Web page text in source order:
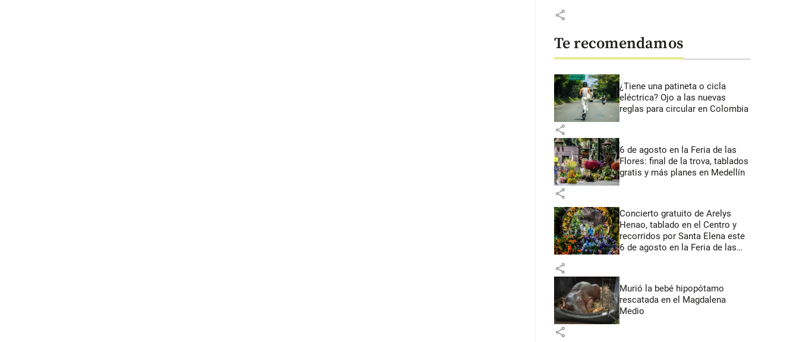
share
Te recomendamos
¿Tiene una patineta o cicla
eléctrica? Ojo a las nuevas
reglas para circular en Colombia
share
6 de agosto en la Feria de las
Flores: final de la trova, tablados
gratis y más planes en Medellín
share
Concierto gratuito de Arelys
Henao, tablado en el Centro y
recorridos por Santa Elena este
6 de agosto en la Feria de las
share
Murió la bebé hipopótamo
rescatada en el Magdalena
Medio
share